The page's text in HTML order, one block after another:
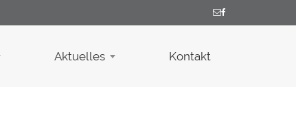
Aktuelles Kontakt